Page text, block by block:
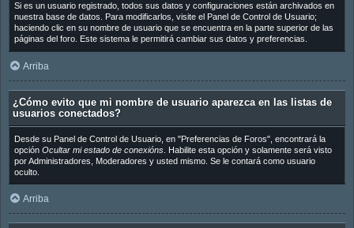
Si es un usuario registrado, todos sus datos y configuraciones están archivados en
nuestra base de datos. Para modificarlos, visite el Panel de Control de Usuario;
haciendo clic en su nombre de usuario que se encuentra en la parte superior de las
páginas del foro. Este sistema le permitirá cambiar sus datos y preferencias.
Arriba
¿Cómo evito que mi nombre de usuario aparezca en las listas de
usuarios conectados?
Desde su Panel de Control de Usuario, en "Preferencias de Foros", encontrará la
opción Ocultar mi estado de conexións. Habilite esta opción y solamente será visto
por Administradores, Moderadores y usted mismo. Se le contará como usuario
oculto.
Arriba